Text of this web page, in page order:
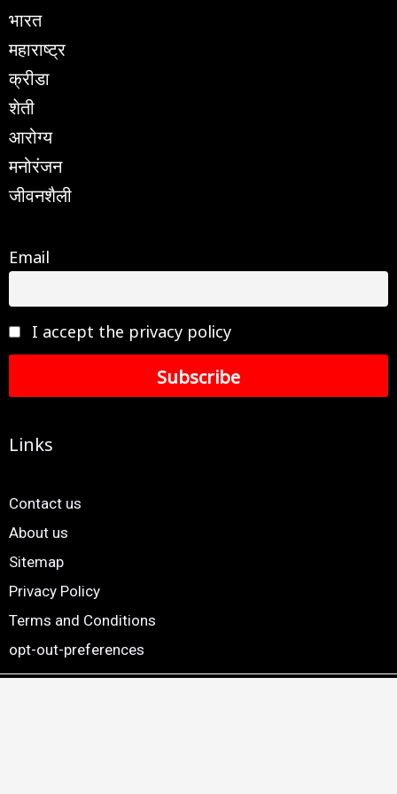
भारत
महाराष्ट्र
क्रीडा
शेती
आरोग्य
मनोरंजन
जीवनशैली
Email
I accept the privacy policy
Links
Contact us
About us
Sitemap
Privacy Policy
Terms and Conditions
opt-out-preferences